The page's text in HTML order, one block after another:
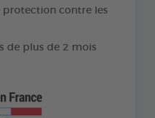
protection contre les
de plus de 2 mois